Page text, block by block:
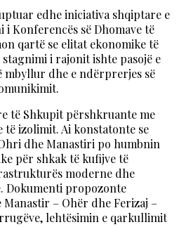
edhe iniciativa shqiptare e
i Konferencës së Dhomave të
qartë se elitat ekonomike të
i rajonit ishte pasojë e
dhe e ndërprerjes së
të Shkupit përshkruante me
të izolimit. Ai konstatonte se
dhe Manastiri po humbnin
për shkak të kufijve të
moderne dhe
Dokumenti propozonte
– Ohër dhe Ferizaj –
lehtësimin e qarkullimit